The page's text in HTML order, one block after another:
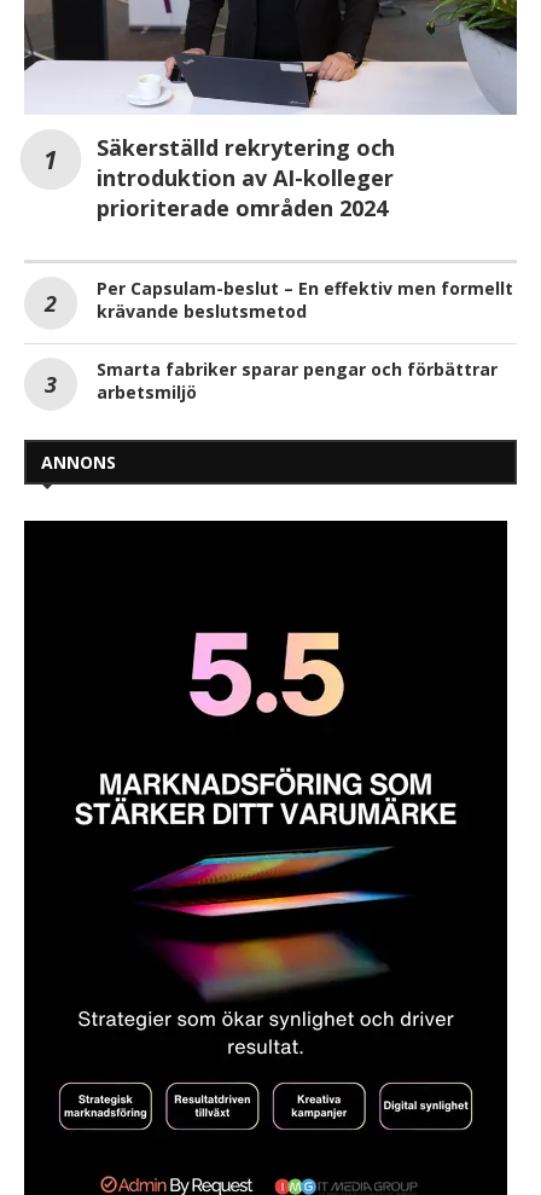
Säkerställd rekrytering och
introduktion av AI-kolleger
prioriterade områden 2024
Per Capsulam-beslut – En effektiv men formellt
krävande beslutsmetod
Smarta fabriker sparar pengar och förbättrar
arbetsmiljö
ANNONS